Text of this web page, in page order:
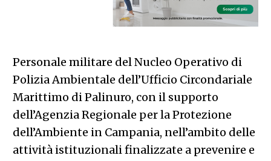
Personale militare del Nucleo Operativo di
Polizia Ambientale dell’Ufficio Circondariale
Marittimo di Palinuro, con il supporto
dell’Agenzia Regionale per la Protezione
dell’Ambiente in Campania, nell’ambito delle
attività istituzionali finalizzate a prevenire e